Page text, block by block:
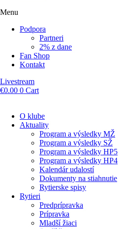
Menu
Podpora
Partneri
2% z dane
Fan Shop
Kontakt
Livestream
€0.00 0 Cart
O klube
Aktuality
Program a výsledky MŽ
Program a výsledky SŽ
Program a výsledky HP5
Program a výsledky HP4
Kalendár udalostí
Dokumenty na stiahnutie
Rytierske spisy
Rytieri
Predprípravka
Prípravka
Mladší žiaci